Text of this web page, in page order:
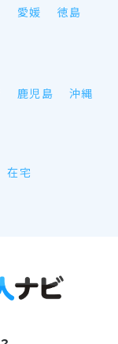
愛媛
徳島
鹿児島 沖縄
在宅